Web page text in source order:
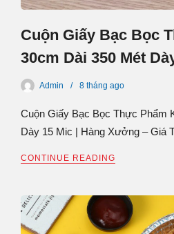
Cuộn Giấy Bạc Bọc
30cm Dài 350 Mét
Admin 8 tháng ago
Cuộn Giấy Bạc Bọc Thực Phẩm
Dày 15 Mic | Hàng Xưởng – Giá
CONTINUE READING